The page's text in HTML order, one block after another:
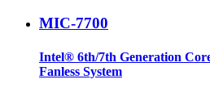
MIC-7700
Intel® 6th/7th Generation
Fanless System